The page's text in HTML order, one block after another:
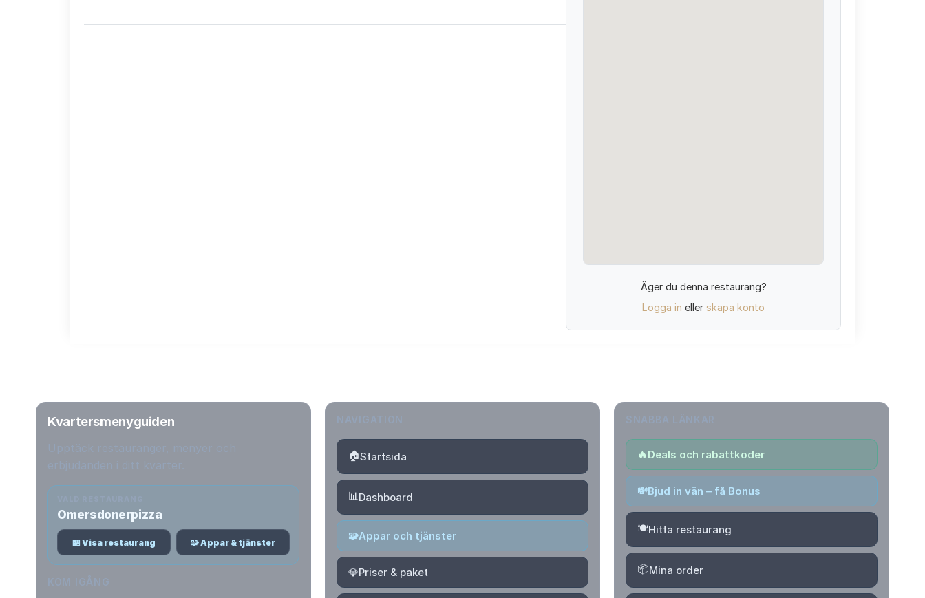
Äger du denna restaurang?
Logga in eller skapa konto
Kvartersmenyguiden
Omersdonerpizza
🏪 Visa restaurang 🧩 Appar & tjänster
🏠Startsida
📊Dashboard
🧩Appar och tjänster
💎Priser & paket
🔥Deals och rabattkoder
💸Bjud in vän – få Bonus
🍽️Hitta restaurang
📦Mina order